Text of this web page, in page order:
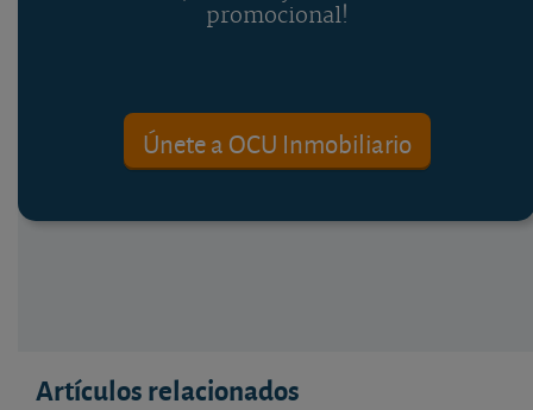
promocional!
Únete a OCU Inmobiliario
Artículos relacionados